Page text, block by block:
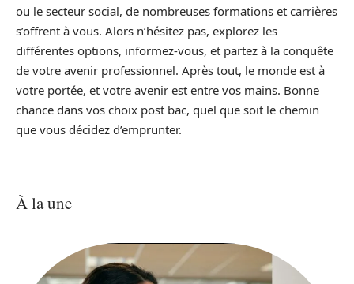
ou le secteur social, de nombreuses formations et carrières
s’offrent à vous. Alors n’hésitez pas, explorez les
différentes options, informez-vous, et partez à la conquête
de votre avenir professionnel. Après tout, le monde est à
votre portée, et votre avenir est entre vos mains. Bonne
chance dans vos choix post bac, quel que soit le chemin
que vous décidez d’emprunter.
À la une